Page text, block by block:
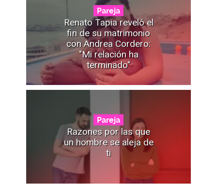
Pareja
Renato Tapia reveló el
fin de su matrimonio
con Andrea Cordero:
"Mi relación ha
terminado"
Pareja
Razones por las que
un hombre se aleja de
ti